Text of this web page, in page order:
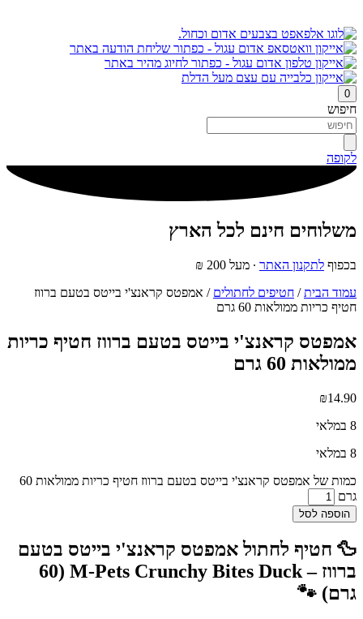
0
חיפוש
לקופה
משלוחים חינם לכל הארץ
בכפוף לתקנון האתר ∙ מעל 200 ₪
עמוד הבית/ חטיפים לחתולים / אמפטס קראנצ'י בייטס בטעם ברווז
חטיף כריות ממולאות 60 גרם
אמפטס קראנצ'י בייטס בטעם ברווז חטיף כריות
ממולאות 60 גרם
₪14.90
8 במלאי
8 במלאי
כמות של אמפטס קראנצ'י בייטס בטעם ברווז חטיף כריות ממולאות 60
גרם
הוספה לסל
🦆 חטיף לחתול אמפטס קראנצ'י בייטס בטעם
ברווז – M-Pets Crunchy Bites Duck (60
גרם) 🐾